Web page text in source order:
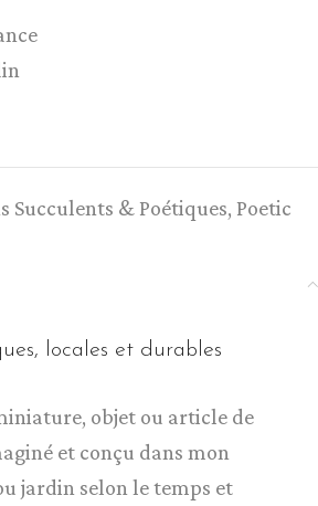
Succulents & Poétiques, Poetic
locales et durables
objet ou article de
et conçu dans mon
jardin selon le temps et